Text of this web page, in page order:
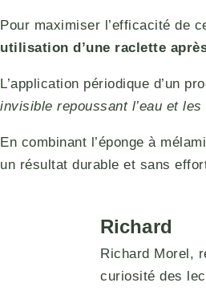
Pour maximiser l’efficacité de
utilisation d’une raclette
L’application périodique d’un
invisible repoussant l’eau et les
En combinant l’éponge à
un résultat durable et sans
Richard
Richard Morel,
curiosité des